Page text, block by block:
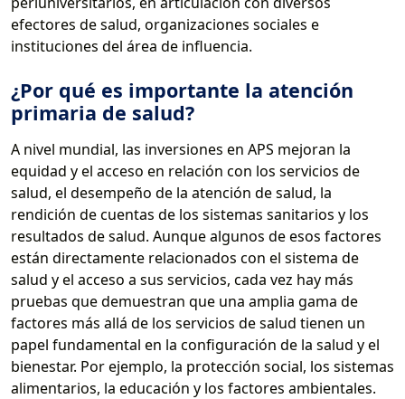
efectores de salud, organizaciones sociales e
instituciones del área de influencia.
¿Por qué es importante la atención
primaria de salud?
A nivel mundial, las inversiones en APS mejoran la
equidad y el acceso en relación con los servicios de
salud, el desempeño de la atención de salud, la
rendición de cuentas de los sistemas sanitarios y los
resultados de salud. Aunque algunos de esos factores
están directamente relacionados con el sistema de
salud y el acceso a sus servicios, cada vez hay más
pruebas que demuestran que una amplia gama de
factores más allá de los servicios de salud tienen un
papel fundamental en la configuración de la salud y el
bienestar. Por ejemplo, la protección social, los sistemas
alimentarios, la educación y los factores ambientales.